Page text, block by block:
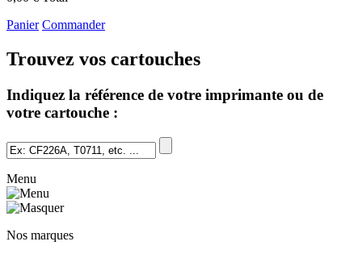
Panier Commander
Trouvez vos cartouches
Indiquez la référence de votre imprimante ou de
votre cartouche :
Menu
Nos marques